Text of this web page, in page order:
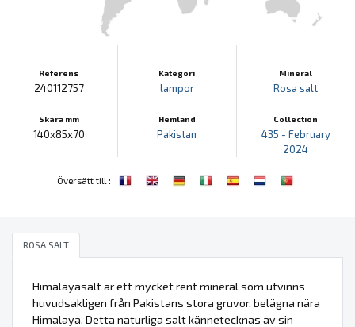
Referens
240112757
Skära mm
140x85x70
Kategori
lampor
Hemland
Pakistan
Mineral
Rosa salt
Collection
435 - February
2024
Översätt till :
ROSA SALT
Himalayasalt är ett mycket rent mineral som utvinns
huvudsakligen från Pakistans stora gruvor, belägna nära
Himalaya. Detta naturliga salt kännetecknas av sin